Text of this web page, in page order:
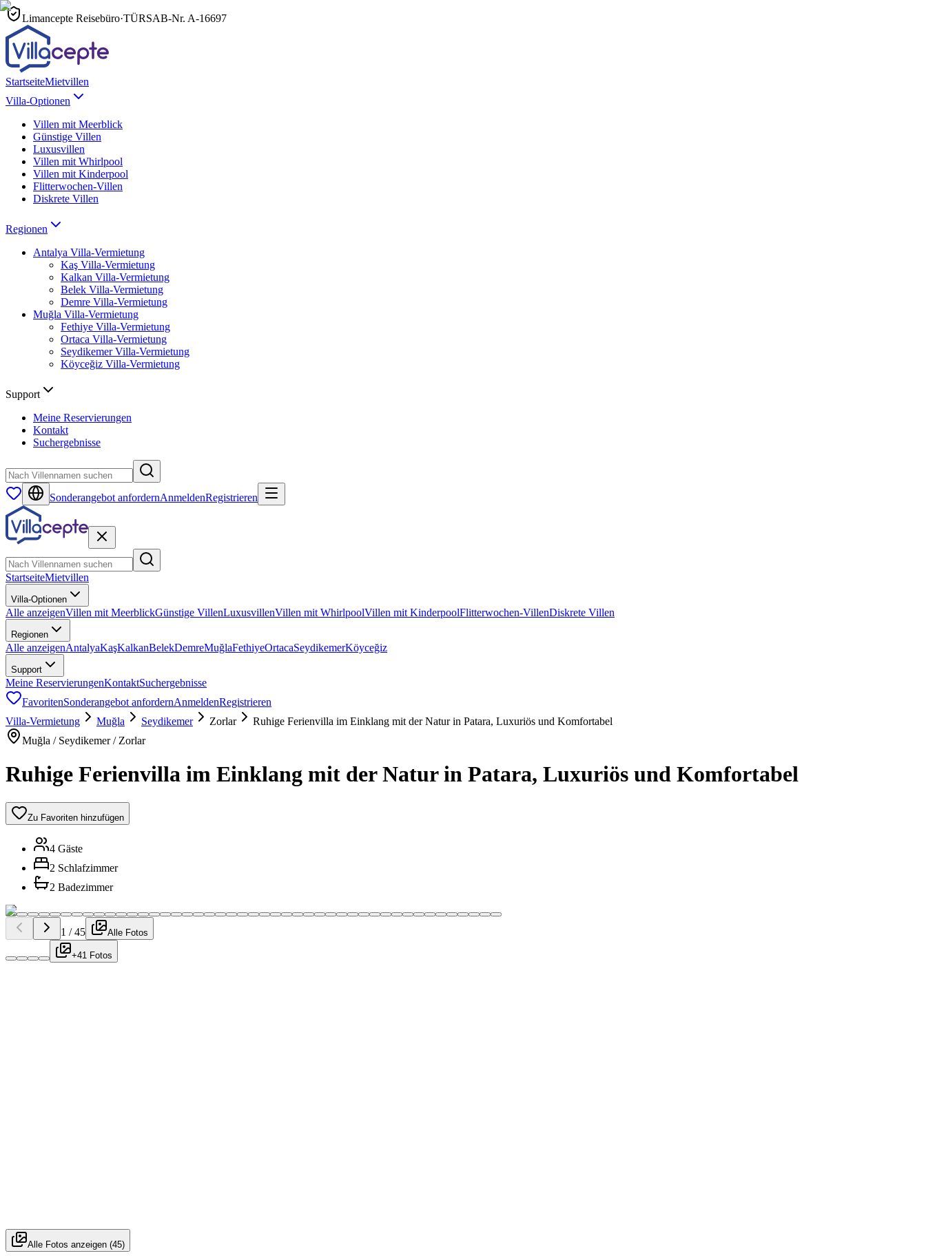
Limancepte Reisebüro·TÜRSAB-Nr. A-16697
StartseiteMietvillen
Villa-Optionen
Villen mit Meerblick
Günstige Villen
Luxusvillen
Villen mit Whirlpool
Villen mit Kinderpool
Flitterwochen-Villen
Diskrete Villen
Regionen
Antalya Villa-Vermietung
Kaş Villa-Vermietung
Kalkan Villa-Vermietung
Belek Villa-Vermietung
Demre Villa-Vermietung
Muğla Villa-Vermietung
Fethiye Villa-Vermietung
Ortaca Villa-Vermietung
Seydikemer Villa-Vermietung
Köyceğiz Villa-Vermietung
Support
Meine Reservierungen
Kontakt
Suchergebnisse
Sonderangebot anfordernAnmeldenRegistrieren
StartseiteMietvillen
Villa-Optionen
Alle anzeigenVillen mit MeerblickGünstige VillenLuxusvillenVillen mit WhirlpoolVillen mit KinderpoolFlitterwochen-VillenDiskrete Villen
Regionen
Alle anzeigenAntalyaKaşKalkanBelekDemreMuğlaFethiyeOrtacaSeydikemerKöyceğiz
Support
Meine ReservierungenKontaktSuchergebnisse
FavoritenSonderangebot anfordernAnmeldenRegistrieren
Villa-Vermietung
Muğla Seydikemer Zorlar
Ruhige Ferienvilla im Einklang mit der Natur in Patara, Luxuriös und Komfortabel
Muğla / Seydikemer / Zorlar
Ruhige Ferienvilla im Einklang mit der Natur in Patara, Luxuriös und Komfortabel
Zu Favoriten hinzufügen
4 Gäste
2 Schlafzimmer
2 Badezimmer
1 /45 Alle Fotos
+41 Fotos
Alle Fotos anzeigen (45)